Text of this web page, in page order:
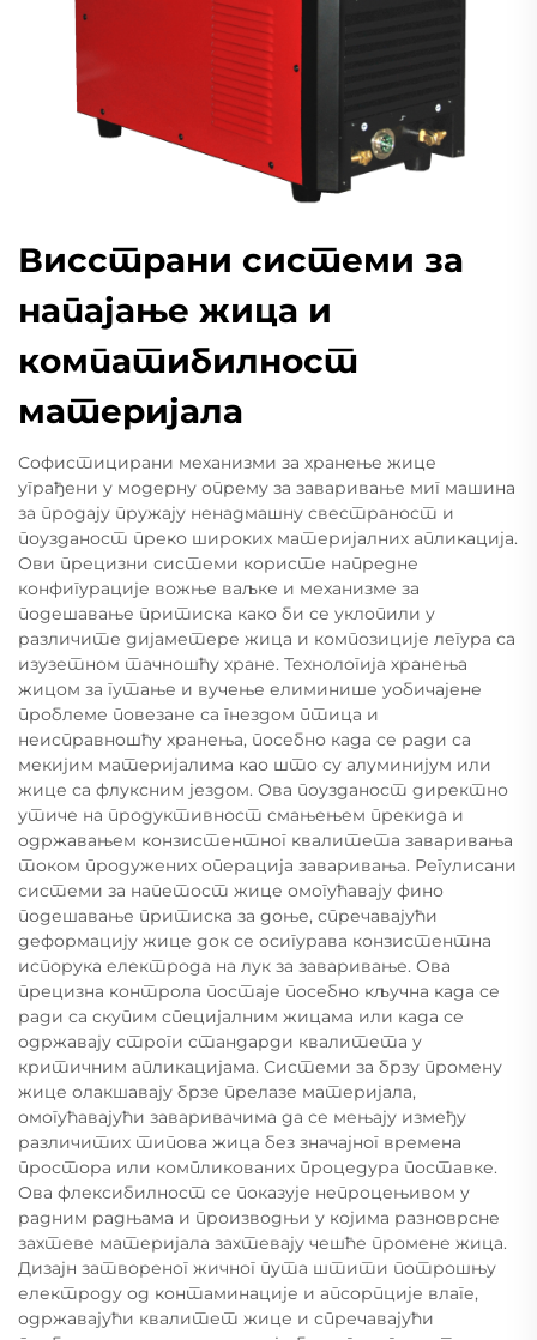
Висстрани системи за
напајање жица и
компатибилност
материјала
Софистицирани механизми за хранење жице
уграђени у модерну опрему за заваривање миг машина
за продају пружају ненадмашну свестраност и
поузданост преко широких материјалних апликација.
Ови прецизни системи користе напредне
конфигурације вожње ваљке и механизме за
подешавање притиска како би се уклопили у
различите дијаметере жица и композиције легура са
изузетном тачношћу хране. Технологија хранења
жицом за гутање и вучење елиминише уобичајене
проблеме повезане са гнездом птица и
неисправношћу хранења, посебно када се ради са
мекијим материјалима као што су алуминијум или
жице са флуксним јездом. Ова поузданост директно
утиче на продуктивност смањењем прекида и
одржавањем конзистентног квалитета заваривања
током продужених операција заваривања. Регулисани
системи за напетост жице омогућавају фино
подешавање притиска за доње, спречавајући
деформацију жице док се осигурава конзистентна
испорука електрода на лук за заваривање. Ова
прецизна контрола постаје посебно кључна када се
ради са скупим специјалним жицама или када се
одржавају строги стандарди квалитета у
критичним апликацијама. Системи за брзу промену
жице олакшавају брзе прелазе материјала,
омогућавајући заваривачима да се мењају између
различитих типова жица без значајног времена
простора или компликованих процедура поставке.
Ова флексибилност се показује непроцењивом у
радним радњама и производњи у којима разноврсне
захтеве материјала захтевају чешће промене жица.
Дизајн затвореног жичног пута штити потрошњу
електроду од контаминације и апсорпције влаге,
одржавајући квалитет жице и спречавајући